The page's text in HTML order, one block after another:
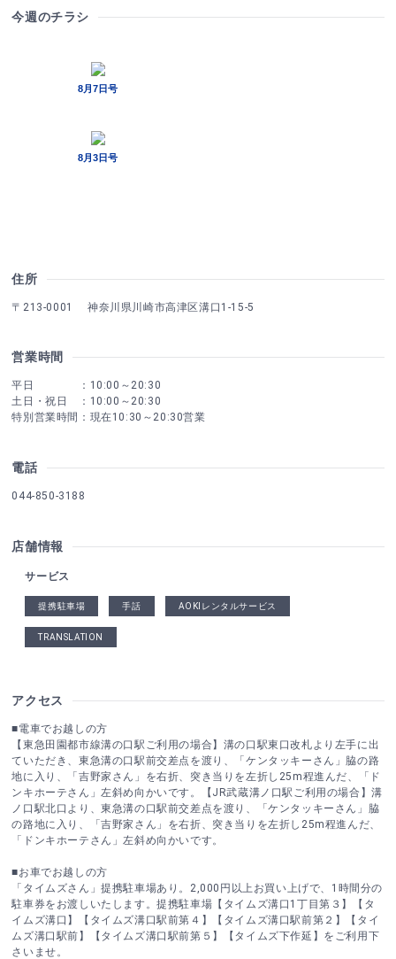
今週のチラシ
住所
〒213-0001 神奈川県川崎市高津区溝口1-15-5
営業時間
平日 ：10:00～20:30
土日・祝日 ：10:00～20:30
特別営業時間：現在10:30～20:30営業
電話
044-850-3188
店舗情報
サービス
提携駐車場 手話 AOKIレンタルサービス
TRANSLATION
アクセス
■電車でお越しの方
【東急田園都市線溝の口駅ご利用の場合】溝の口駅東口改札より左手に出
ていただき、東急溝の口駅前交差点を渡り、「ケンタッキーさん」脇の路
地に入り、「吉野家さん」を右折、突き当りを左折し25m程進んだ、「ド
ンキホーテさん」左斜め向かいです。【JR武蔵溝ノ口駅ご利用の場合】溝
ノ口駅北口より、東急溝の口駅前交差点を渡り、「ケンタッキーさん」脇
の路地に入り、「吉野家さん」を右折、突き当りを左折し25m程進んだ、
「ドンキホーテさん」左斜め向かいです。
■お車でお越しの方
「タイムズさん」提携駐車場あり。2,000円以上お買い上げで、1時間分の
駐車券をお渡しいたします。提携駐車場【タイムズ溝口1丁目第３】【タ
イムズ溝口】【タイムズ溝口駅前第４】【タイムズ溝口駅前第２】【タイ
ムズ溝口駅前】【タイムズ溝口駅前第５】【タイムズ下作延】をご利用下
さいませ。